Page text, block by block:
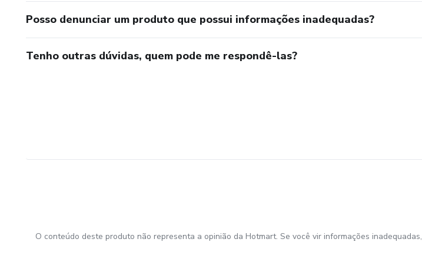
Posso denunciar um produto que possui informações inadequadas?
Tenho outras dúvidas, quem pode me respondê-las?
O conteúdo deste produto não representa a opinião da Hotmart. Se você vir informações inadequadas,